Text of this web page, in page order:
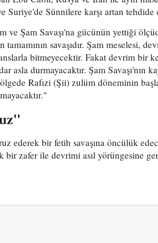
Suriye'de Sünnilere karşı artan
ve Şam Savaşı'na gücünün yettiği
savaşıdır. Şam meselesi,
bitmeyecektir. Fakat devrim bir
asla durmayacaktır. Şam Savaşı'nın
Rafızi (Şii) zulüm döneminin
ederek bir fetih savaşına öncülük
zafer ile devrimi asıl yörüngesine